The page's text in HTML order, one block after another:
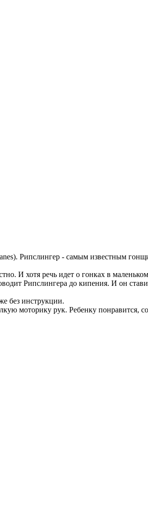
Рипслингер - самым известным
И хотя речь идет о гонках в
Рипслингера до кипения. И он
без инструкции.
моторику рук. Ребенку понравится,